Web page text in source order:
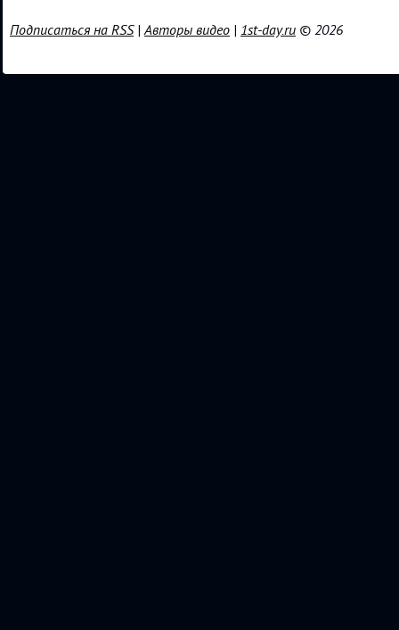
Подписаться на RSS|Авторы видео | 1st-day.ru © 2026